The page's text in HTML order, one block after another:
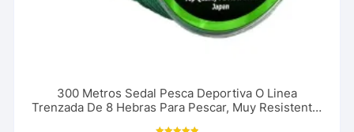
300 Metros Sedal Pesca Deportiva O Linea
Trenzada De 8 Hebras Para Pescar, Muy Resistente.